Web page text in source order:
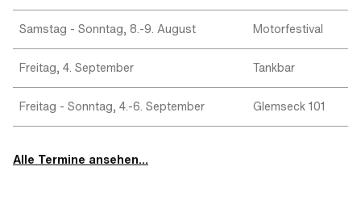
Samstag - Sonntag, 8.-9. August Motorfestival
Freitag, 4. September Tankbar
Freitag - Sonntag, 4.-6. September Glemseck 101
Alle Termine ansehen...